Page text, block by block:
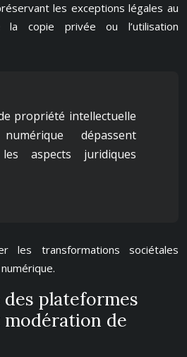
les exceptions légales au
la copie privée ou l’utilisation
propriété intellectuelle
dépassent
aspects juridiques
les transformations sociétales
plateformes
de